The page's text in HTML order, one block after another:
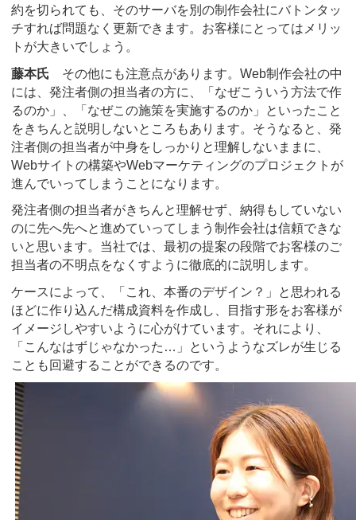
約を切られても、そのサーバを別の制作会社にバトンタッ
チすれば問題なく更新できます。お客様にとってはメリッ
トが大きいでしょう。
藤本氏 その他にも注意点があります。Web制作会社の中
には、発注者側の担当者の方に、「なぜこういう方法で作
るのか」、「なぜこの施策を実施するのか」といったこと
をきちんと説明しないところもあります。そうなると、発
注者側の担当者が中身をしっかりと理解しないままに、
Webサイトの構築やWebマーケティングのプロジェクトが
進んでいってしまうことになります。
発注者側の担当者がきちんと理解せず、納得もしていない
のに先へ先へと進めていってしまう制作会社は信頼できな
いと思います。当社では、最初の提案の段階でお客様のご
担当者の不明点をなくすように徹底的に説明します。
ケースによって、「これ、本番のデザイン？」と思われる
ほどに作り込んだ構成資料を作成し、目指す形をお客様が
イメージしやすいように心がけています。それにより、
「こんなはずじゃなかった…」というようなズレが生じる
ことも回避することができるのです。